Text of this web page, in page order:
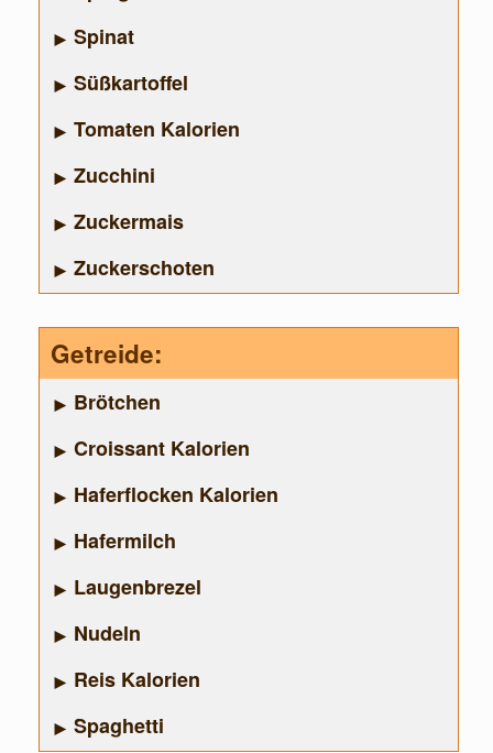
Spinat
Süßkartoffel
Tomaten Kalorien
Zucchini
Zuckermais
Zuckerschoten
Getreide:
Brötchen
Croissant Kalorien
Haferflocken Kalorien
Hafermilch
Laugenbrezel
Nudeln
Reis Kalorien
Spaghetti